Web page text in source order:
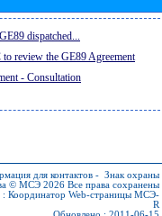
dispatched...
review the GE89 Agreement
- Consultation
для контактов - Знак охраны
© МСЭ 2026 Все права сохранены
: Координатор Web-страницы МСЭ-
R